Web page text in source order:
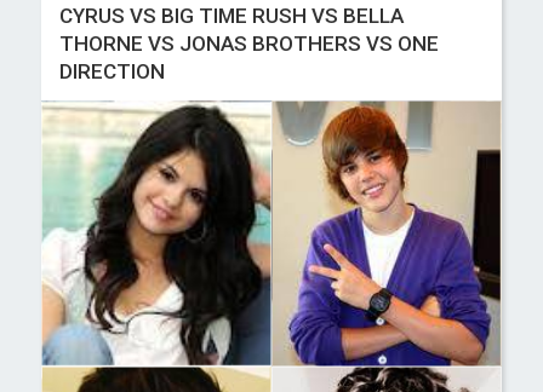
CYRUS VS BIG TIME RUSH VS BELLA
THORNE VS JONAS BROTHERS VS ONE
DIRECTION